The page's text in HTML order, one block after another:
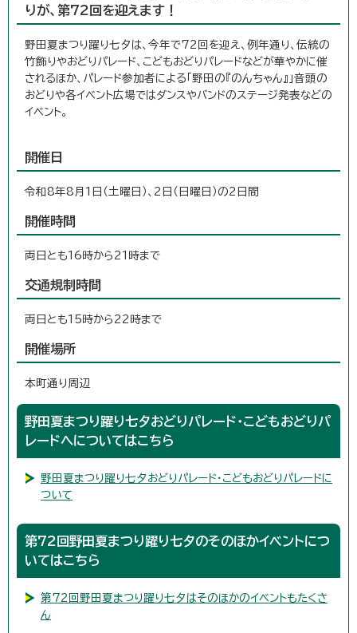
りが、第72回を迎えます！
野田夏まつり躍り七夕は、今年で72回を迎え、例年通り、伝統の
竹飾りやおどりパレード、こどもおどりパレードなどが華やかに催
されるほか、パレード参加者による「野田の『のんちゃん』」音頭の
おどりや各イベント広場ではダンスやバンドのステージ発表などの
イベント。
開催日
令和8年8月1日（土曜日）、2日（日曜日）の2日間
開催時間
両日とも16時から21時まで
交通規制時間
両日とも15時から22時まで
開催場所
本町通り周辺
野田夏まつり躍り七夕おどりパレード・こどもおどりパ
レードへについてはこちら
野田夏まつり躍り七夕おどりパレード・こどもおどりパレードに
ついて
第72回野田夏まつり躍り七夕のそのほかイベントにつ
いてはこちら
第72回野田夏まつり躍り七夕はそのほかのイベントもたくさ
ん